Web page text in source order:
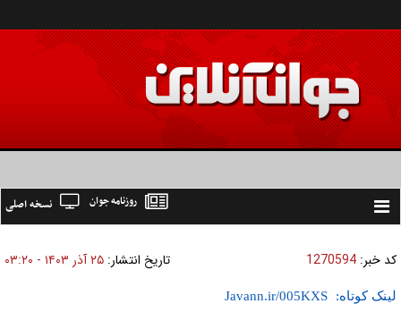
Toggle
نسخه اصلی روزنامه جوان
کد خبر: 1270594 تاریخ انتشار: ۲۵ آذر ۱۴۰۳ - ۰۳:۲۰
لینک کوتاه: